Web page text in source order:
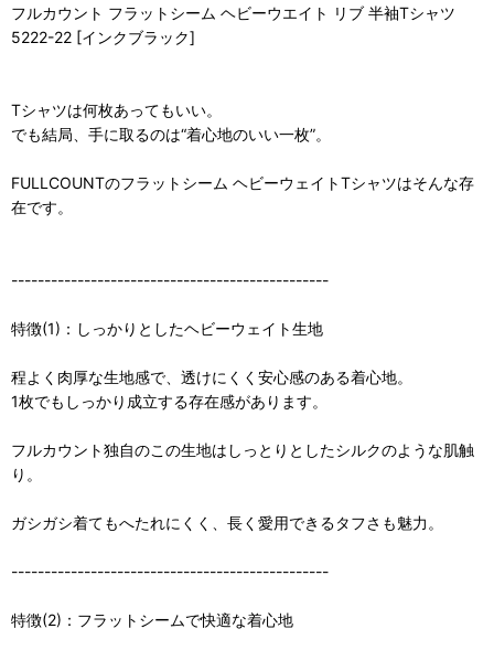
フルカウント フラットシーム ヘビーウエイト リブ 半袖Tシャツ
5222-22 [インクブラック]
Tシャツは何枚あってもいい。
でも結局、手に取るのは“着心地のいい一枚”。
FULLCOUNTのフラットシーム ヘビーウェイトTシャツはそんな存
在です。
------------------------------------------------
特徴(1)：しっかりとしたヘビーウェイト生地
程よく肉厚な生地感で、透けにくく安心感のある着心地。
1枚でもしっかり成立する存在感があります。
フルカウント独自のこの生地はしっとりとしたシルクのような肌触
り。
ガシガシ着てもへたれにくく、長く愛用できるタフさも魅力。
------------------------------------------------
特徴(2)：フラットシームで快適な着心地